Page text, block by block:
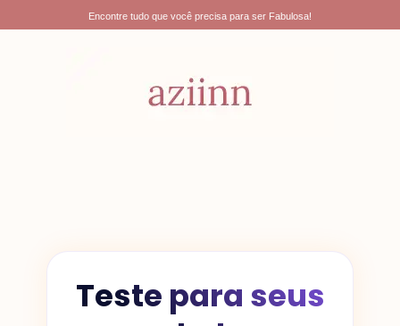
para
Encontre tudo que você precisa para ser Fabulosa!
Teste para seus